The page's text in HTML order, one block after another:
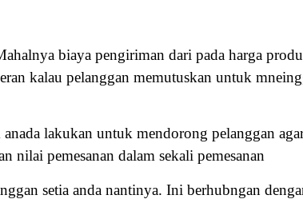
biaya pengiriman dari pada harga
kalau pelanggan memutuskan untuk
lakukan untuk mendorong pelanggan
pemesanan dalam sekali pemesanan
setia anda nantinya. Ini berhubngan